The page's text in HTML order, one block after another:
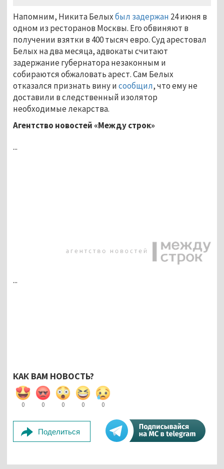
Напомним, Никита Белыхбыл задержан 24 июня в
одном из ресторанов Москвы. Его обвиняют в
получении взятки в 400 тысяч евро. Суд арестовал
Белых на два месяца, адвокаты считают
задержание губернатора незаконным и
собираются обжаловать арест. Сам Белых
отказался признать вину исообщил, что ему не
доставили в следственный изолятор
необходимые лекарства.
Агентство новостей «Между строк»
...
...
КАК ВАМ НОВОСТЬ?
0 0 0 0 0
Поделиться